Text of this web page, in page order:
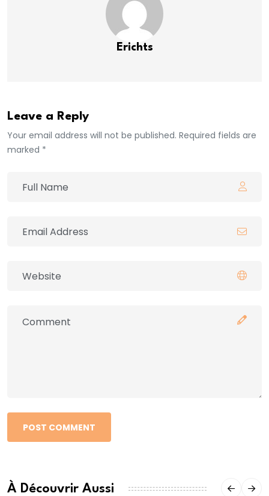
Erichts
Leave a Reply
Your email address will not be published. Required fields are
marked *
POST COMMENT
À Découvrir Aussi